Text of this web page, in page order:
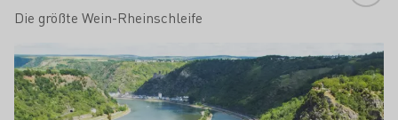
Die größte Wein-Rheinschleife
Mehr erfahren